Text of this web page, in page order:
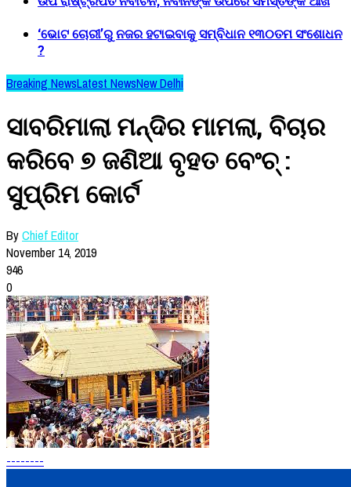
‘ଭୋଟ ଚୋରୀ’ରୁ ନଜର ହଟାଇବାକୁ ସମ୍ବିଧାନ ୧୩୦ତମ ସଂଶୋଧନ
?
Breaking NewsLatest NewsNew Delhi
ସାବରିମାଲା ମନ୍ଦିର ମାମଲା, ବିଚାର
କରିବେ ୭ ଜଣିଆ ବୃହତ ବେଂଚ୍ :
ସୁପ୍ରିମ କୋର୍ଟ
ByChief Editor
November 14, 2019
946
0
--------